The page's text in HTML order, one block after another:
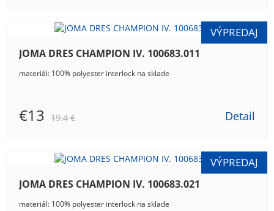
JOMA DRES CHAMPION IV. 100683.011
materiál: 100% polyester interlock na sklade
€13 19.4 € Detail
JOMA DRES CHAMPION IV. 100683.021
materiál: 100% polyester interlock na sklade